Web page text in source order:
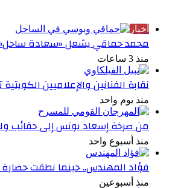
أخبار
محمد حماقي يشعل «سعادة ساحل»
منذ 3 ساعات
نقابة الفنانين والإعلاميين
منذ يوم واحد
من صرخة إسعاد يونس إلى حقائب
منذ أسبوع واحد
فؤاد المهندس.. حينما نطقت حضارة
منذ أسبوعين